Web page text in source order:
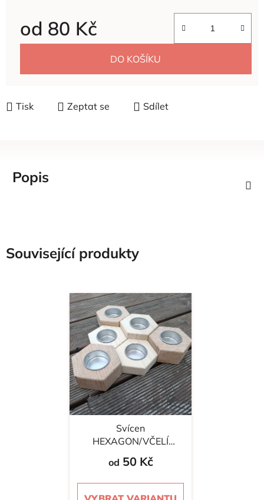
od 80 Kč
Měrná cena:
DO KOŠÍKU
Tisk Zeptat se Sdílet
Popis
Související produkty
Svícen
HEXAGON/VČELÍ
PLÁST
od 50 Kč